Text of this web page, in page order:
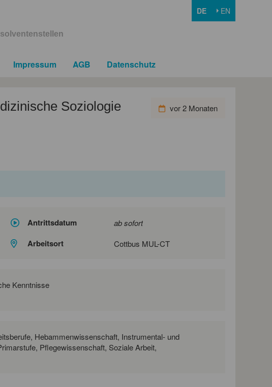
DE EN
Impressum AGB Datenschutz
vor 2 Monaten
Soziologie
Antrittsdatum ab sofort
Arbeitsort Cottbus MUL-CT
Kenntnisse
Hebammenwissenschaft, Instrumental- und
Pflegewissenschaft, Soziale Arbeit,